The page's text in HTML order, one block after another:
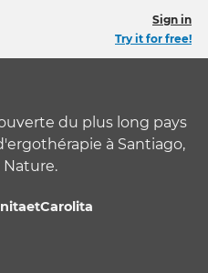
Sign in
Try it for free!
du plus long pays
à Santiago,